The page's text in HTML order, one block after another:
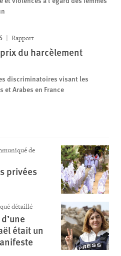
Rapport
du harcèlement
discriminatoires visant les
et Arabes en France
de
privées
détaillé
était un